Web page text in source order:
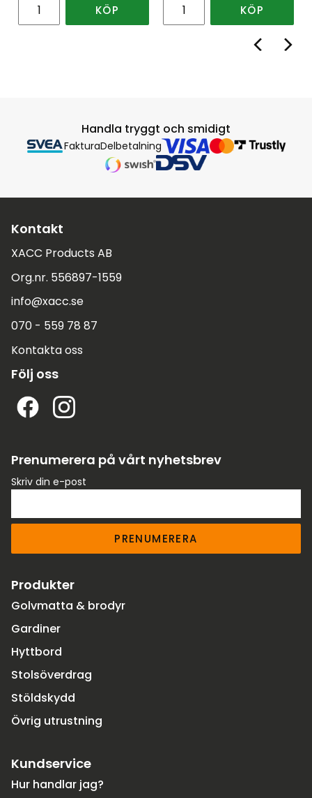
KÖP KÖP
Handla tryggt och smidigt
FakturaDelbetalning
Kontakt
XACC Products AB
Org.nr. 556897-1559
info@xacc.se
070 - 559 78 87
Kontakta oss
Följ oss
Prenumerera på vårt nyhetsbrev
Skriv din e-post
PRENUMERERA
Produkter
Golvmatta & brodyr
Gardiner
Hyttbord
Stolsöverdrag
Stöldskydd
Övrig utrustning
Kundservice
Hur handlar jag?